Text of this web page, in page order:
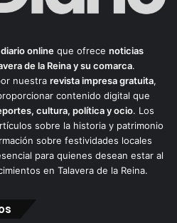
diario online que ofrece noticias
de la Reina y su comarca.
nuestra revista impresa gratuita,
contenido digital que
cultura, política y ocio. Los
sobre la historia y patrimonio
sobre festividades locales
para quienes desean estar al
en Talavera de la Reina.